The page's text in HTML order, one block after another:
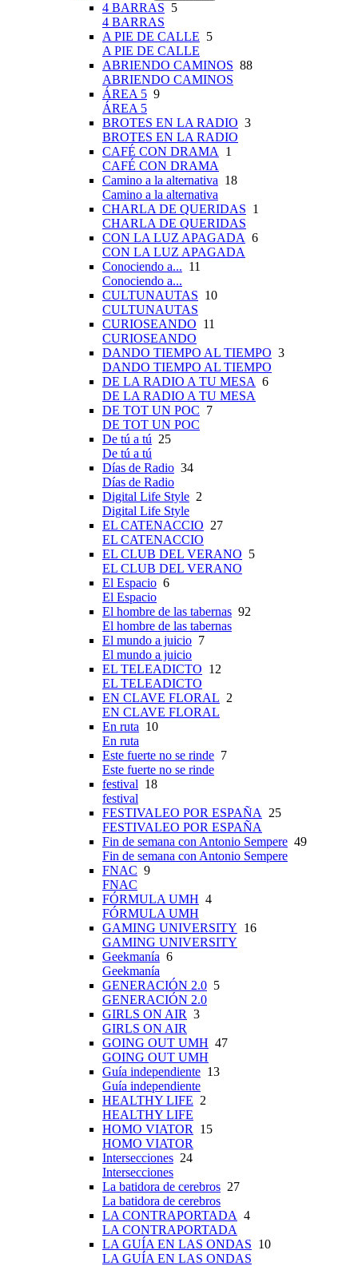
4 BARRAS 5
4 BARRAS
A PIE DE CALLE 5
A PIE DE CALLE
ABRIENDO CAMINOS 88
ABRIENDO CAMINOS
ÁREA 5 9
ÁREA 5
BROTES EN LA RADIO 3
BROTES EN LA RADIO
CAFÉ CON DRAMA
1
CAFÉ CON DRAMA
Camino a la alternativa 18
Camino a la alternativa
CHARLA DE QUERIDAS 1
CHARLA DE QUERIDAS
CON LA LUZ APAGADA 6
CON LA LUZ APAGADA
Conociendo a... 11
Conociendo a...
CULTUNAUTAS 10
CULTUNAUTAS
CURIOSEANDO 11
CURIOSEANDO
DANDO TIEMPO AL TIEMPO 3
DANDO TIEMPO AL TIEMPO
DE LA RADIO A TU MESA 6
DE LA RADIO A TU MESA
DE TOT UN POC 7
DE TOT UN POC
De tú a tú 25
De tú a tú
Días de Radio 34
Días de Radio
Digital Life Style 2
Digital Life Style
EL CATENACCIO 27
EL CATENACCIO
EL CLUB DEL VERANO 5
EL CLUB DEL VERANO
El Espacio 6
El Espacio
El hombre de las tabernas 92
El hombre de las tabernas
El mundo a juicio 7
El mundo a juicio
EL TELEADICTO 12
EL TELEADICTO
EN CLAVE FLORAL 2
EN CLAVE FLORAL
En ruta 10
En ruta
Este fuerte no se rinde 7
Este fuerte no se rinde
festival 18
festival
FESTIVALEO POR ESPAÑA
25
FESTIVALEO POR ESPAÑA
Fin de semana con Antonio Sempere 49
Fin de semana con Antonio Sempere
FNAC 9
FNAC
FÓRMULA UMH 4
FÓRMULA UMH
GAMING UNIVERSITY 16
GAMING UNIVERSITY
Geekmanía 6
Geekmanía
GENERACIÓN 2.0 5
GENERACIÓN 2.0
GIRLS ON AIR 3
GIRLS ON AIR
GOING OUT UMH 47
GOING OUT UMH
Guía independiente 13
Guía independiente
HEALTHY LIFE 2
HEALTHY LIFE
HOMO VIATOR
15
HOMO VIATOR
Intersecciones 24
Intersecciones
La batidora de cerebros 27
La batidora de cerebros
LA CONTRAPORTADA 4
LA CONTRAPORTADA
LA GUÍA EN LAS ONDAS 10
LA GUÍA EN LAS ONDAS